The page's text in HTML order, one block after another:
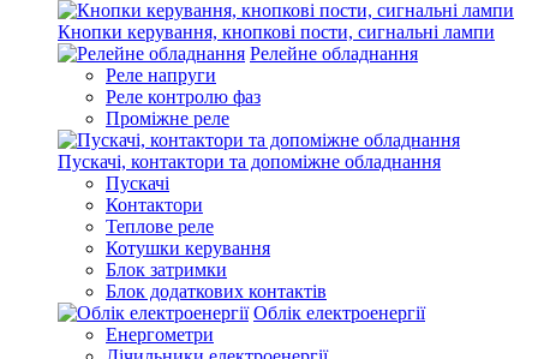
Кнопки керування, кнопкові пости, сигнальні лампи
Релейне обладнання
Реле напруги
Реле контролю фаз
Проміжне реле
Пускачі, контактори та допоміжне обладнання
Пускачі
Контактори
Теплове реле
Котушки керування
Блок затримки
Блок додаткових контактів
Облік електроенергії
Енергометри